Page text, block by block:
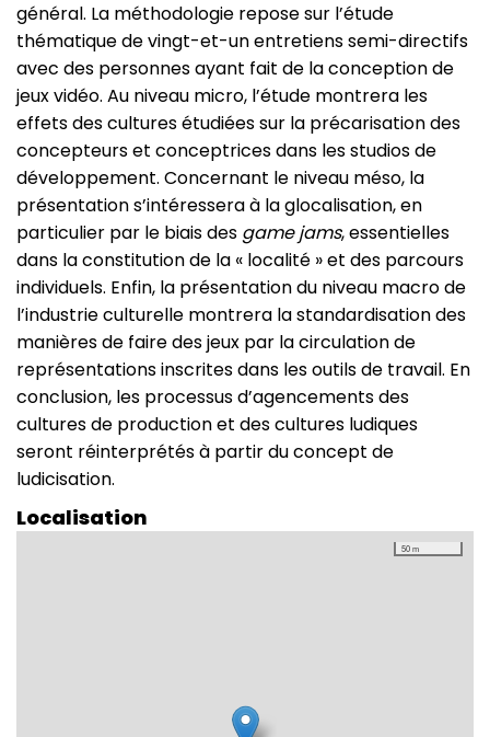
général. La méthodologie repose sur l’étude
thématique de vingt-et-un entretiens semi-directifs
avec des personnes ayant fait de la conception de
jeux vidéo. Au niveau micro, l’étude montrera les
effets des cultures étudiées sur la précarisation des
concepteurs et conceptrices dans les studios de
développement. Concernant le niveau méso, la
présentation s’intéressera à la glocalisation, en
particulier par le biais des game jams, essentielles
dans la constitution de la « localité » et des parcours
individuels. Enfin, la présentation du niveau macro de
l’industrie culturelle montrera la standardisation des
manières de faire des jeux par la circulation de
représentations inscrites dans les outils de travail. En
conclusion, les processus d’agencements des
cultures de production et des cultures ludiques
seront réinterprétés à partir du concept de
ludicisation.
Localisation
50 m